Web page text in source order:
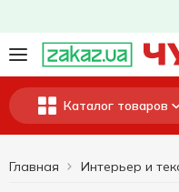
Каталог товаров
Главная Интерьер и